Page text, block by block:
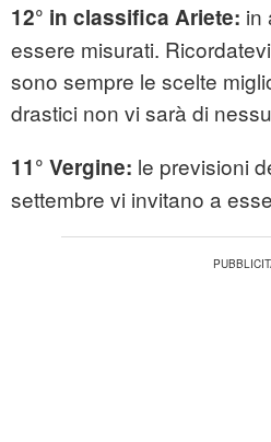
12° in classifica Ariete: in
essere misurati.
sono sempre le scelte
drastici non vi sarà di
11° Vergine: le previsioni
settembre vi invitano a